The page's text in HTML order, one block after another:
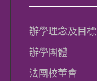
辦學理念及目標
辦學團體
法團校董會